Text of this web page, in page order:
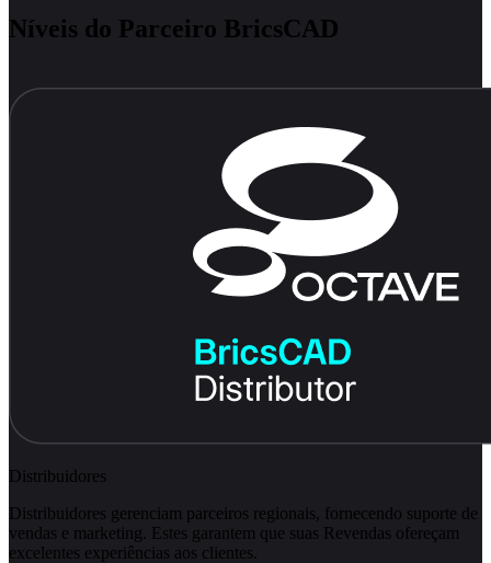
Níveis do Parceiro BricsCAD
Distribuidores
Distribuidores gerenciam parceiros regionais, fornecendo suporte de
vendas e marketing. Estes garantem que suas Revendas ofereçam
excelentes experiências aos clientes.